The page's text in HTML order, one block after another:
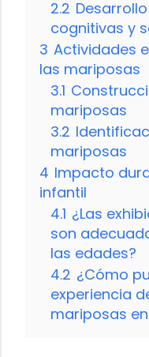
2.2
cognitivas y
3 Actividades
las mariposas
3.1
mariposas
3.2
mariposas
4 Impacto
infantil
4.1 ¿Las
son
las edades?
4.2 ¿Cómo
experiencia
mariposas